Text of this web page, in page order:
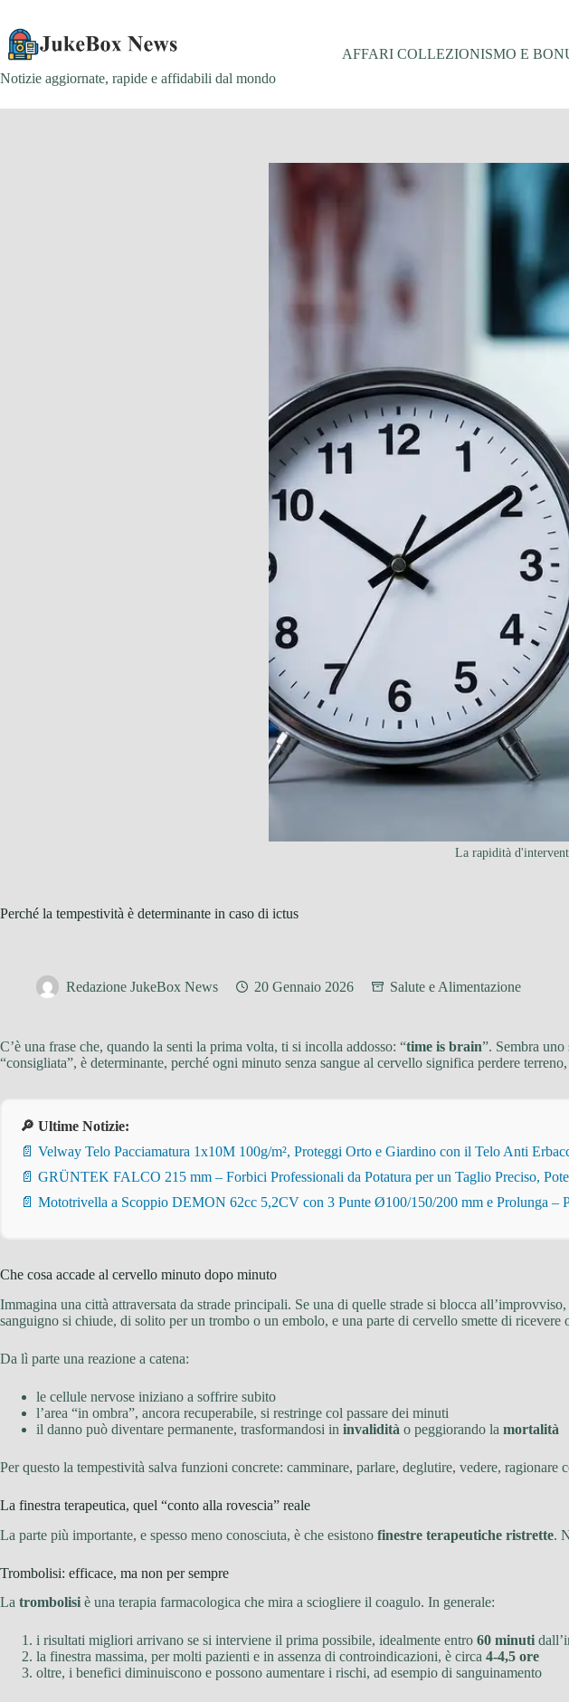
contenuto
Notizie aggiornate, rapide e affidabili dal mondo
AFFARI COLLEZIONISMO E
La rapidità
Perché la tempestività è determinante in caso di ictus
Redazione JukeBox News 20 Gennaio 2026 Salute e Alimentazione
C’è una frase che, quando la senti la prima volta, ti si incolla addosso: “time is brain”. Sembra
“consigliata”, è determinante, perché ogni minuto senza sangue al cervello significa perdere
🔎 Ultime Notizie:
📄 Velway Telo Pacciamatura 1x10M 100g/m², Proteggi Orto e Giardino con il Telo Anti
📄 GRÜNTEK FALCO 215 mm – Forbici Professionali da Potatura per un Taglio Preciso,
📄 Mototrivella a Scoppio DEMON 62cc 5,2CV con 3 Punte Ø100/150/200 mm e Prolunga –
Che cosa accade al cervello minuto dopo minuto
Immagina una città attraversata da strade principali. Se una di quelle strade si blocca
sanguigno si chiude, di solito per un trombo o un embolo, e una parte di cervello smette di ricevere
Da lì parte una reazione a catena:
le cellule nervose iniziano a soffrire subito
l’area “in ombra”, ancora recuperabile, si restringe col passare dei minuti
il danno può diventare permanente, trasformandosi in invalidità o peggiorando la mortalità
Per questo la tempestività salva funzioni concrete: camminare, parlare, deglutire, vedere, ragionare
La finestra terapeutica, quel “conto alla rovescia” reale
La parte più importante, e spesso meno conosciuta, è che esistono finestre terapeutiche ristrette.
Trombolisi: efficace, ma non per sempre
La trombolisi è una terapia farmacologica che mira a sciogliere il coagulo. In generale:
i risultati migliori arrivano se si interviene il prima possibile, idealmente entro 60 minuti
la finestra massima, per molti pazienti e in assenza di controindicazioni, è circa 4-4,5 ore
oltre, i benefici diminuiscono e possono aumentare i rischi, ad esempio di sanguinamento